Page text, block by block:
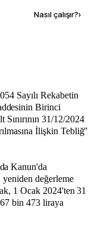
Nasıl çalışır?›
Sayılı Rekabetin
Birinci
Sınırının 31/12/2024
İlişkin Tebliğ"
Kanun'da
yeniden değerleme
1 Ocak 2024'ten 31
bin 473 liraya